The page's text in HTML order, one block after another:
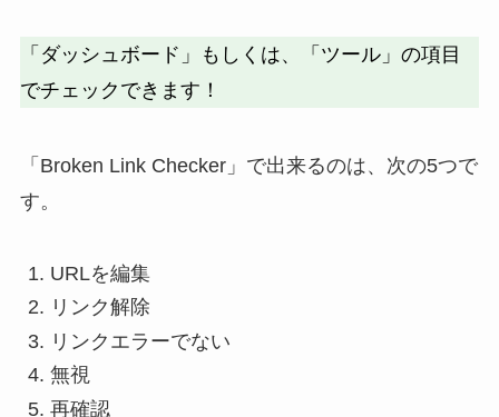
「ダッシュボード」もしくは、「ツール」の項目
でチェックできます！
「Broken Link Checker」で出来るのは、次の5つで
す。
URLを編集
リンク解除
リンクエラーでない
無視
再確認